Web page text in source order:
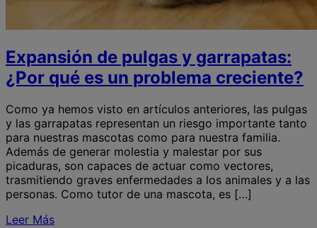
Expansión de pulgas y garrapatas:
¿Por qué es un problema creciente?
Como ya hemos visto en artículos anteriores, las pulgas
y las garrapatas representan un riesgo importante tanto
para nuestras mascotas como para nuestra familia.
Además de generar molestia y malestar por sus
picaduras, son capaces de actuar como vectores,
trasmitiendo graves enfermedades a los animales y a las
personas. Como tutor de una mascota, es […]
Leer Más